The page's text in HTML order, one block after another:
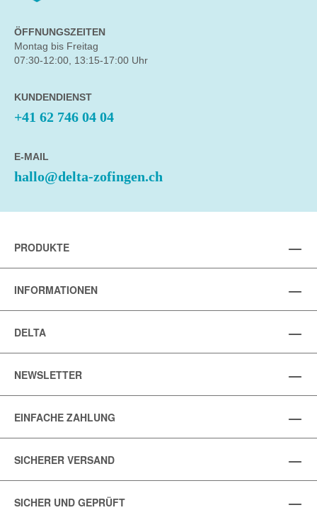
ÖFFNUNGSZEITEN
Montag bis Freitag
07:30-12:00, 13:15-17:00 Uhr
KUNDENDIENST
+41 62 746 04 04
E-MAIL
hallo@delta-zofingen.ch
PRODUKTE
INFORMATIONEN
DELTA
NEWSLETTER
EINFACHE ZAHLUNG
SICHERER VERSAND
SICHER UND GEPRÜFT